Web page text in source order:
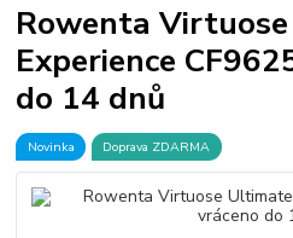
Rowenta
Experience
do 14 dnů
Novinka Doprava ZDARMA